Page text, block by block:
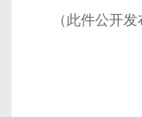
（此件公开发